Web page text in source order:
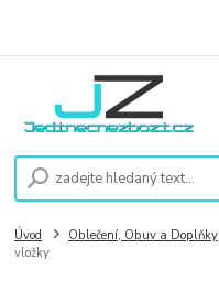
Úvod Oblečení, Obuv a Doplňky
vložky